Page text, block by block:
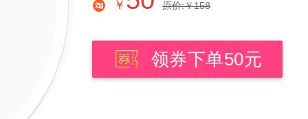
￥ 原价:￥158
领券下单50元